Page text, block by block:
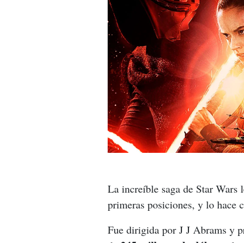
La increíble saga de Star Wars
primeras posiciones, y lo hace
Fue dirigida por J J Abrams y